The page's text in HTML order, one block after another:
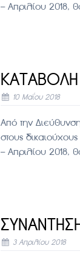
– Απριλίου 2018,
10 Μαΐου 2018
Από την
στους
– Απριλίου 2018,
3 Απριλίου 2018